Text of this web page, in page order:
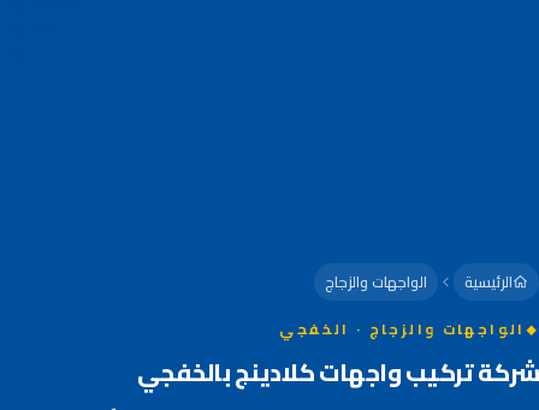
الرئيسية الواجهات والزجاج
الواجهات والزجاج · الخفجي
شركة تركيب واجهات كلادينج بالخفجي